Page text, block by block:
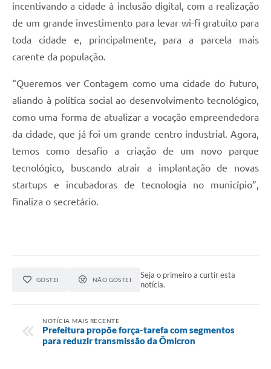
incentivando a cidade à inclusão digital, com a realização
de um grande investimento para levar wi-fi gratuito para
toda cidade e, principalmente, para a parcela mais
carente da população.
“Queremos ver Contagem como uma cidade do futuro,
aliando à política social ao desenvolvimento tecnológico,
como uma forma de atualizar a vocação empreendedora
da cidade, que já foi um grande centro industrial. Agora,
temos como desafio a criação de um novo parque
tecnológico, buscando atrair a implantação de novas
startups e incubadoras de tecnologia no município”,
finaliza o secretário.
GOSTEI NÃO GOSTEI
Seja o primeiro a curtir esta
notícia.
NOTÍCIA MAIS RECENTE
Prefeitura propõe força-tarefa com segmentos
para reduzir transmissão da Ômicron